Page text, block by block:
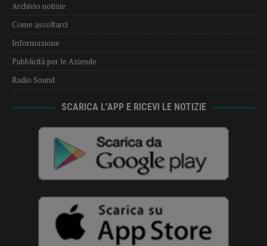
Archivio notizie
Come ascoltarci
Informazione
Pubblicità per le Aziende
Radio Sound
SCARICA L’APP E RICEVI LE NOTIZIE